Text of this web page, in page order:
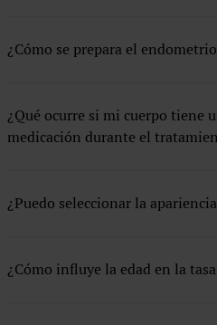
FIV con semen y óvulo donante
Inseminación artificial con
¿Cómo se prepara el
¿Qué ocurre si mi cuerpo tiene
medicación durante el
¿Puedo seleccionar la
¿Cómo influye la edad en la